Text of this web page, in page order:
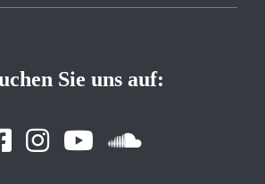
Sie uns auf: